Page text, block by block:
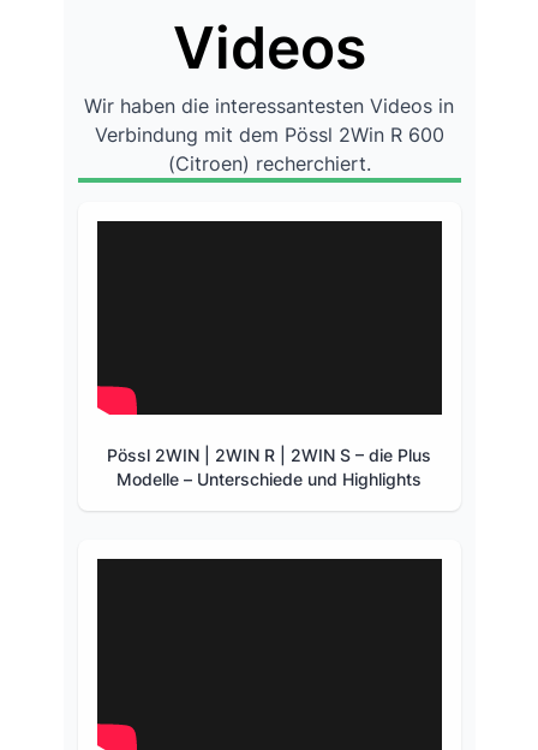
Videos
Wir haben die interessantesten Videos in
Verbindung mit dem Pössl 2Win R 600
(Citroen) recherchiert.
Pössl 2WIN | 2WIN R | 2WIN S – die Plus
Modelle – Unterschiede und Highlights